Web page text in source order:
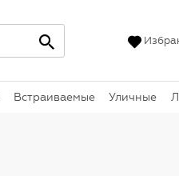
Встраиваемые Уличные